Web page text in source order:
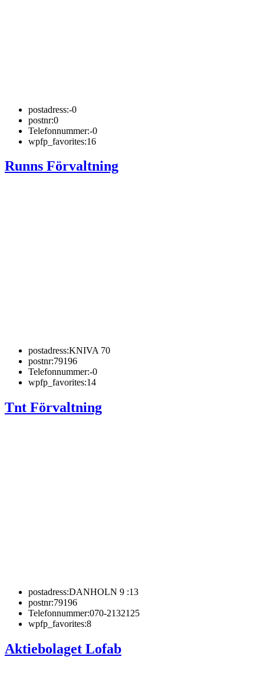
postadress:-0
postnr:0
Telefonnummer:-0
wpfp_favorites:16
Runns Förvaltning
postadress:KNIVA 70
postnr:79196
Telefonnummer:-0
wpfp_favorites:14
Tnt Förvaltning
postadress:DANHOLN 9 :13
postnr:79196
Telefonnummer:070-2132125
wpfp_favorites:8
Aktiebolaget Lofab